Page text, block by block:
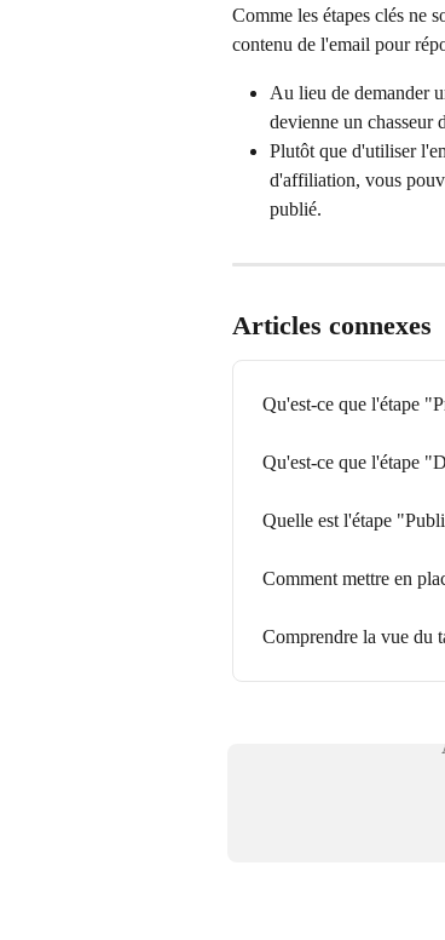
Comme les étapes clés ne
contenu de l'email pour
Au lieu de demander
devienne un chasseur
Plutôt que d'utiliser
d'affiliation, vous
publié.
Articles connexes
Qu'est-ce que l'étape
Qu'est-ce que l'étape
Quelle est l'étape
Comment mettre en
Comprendre la vue du